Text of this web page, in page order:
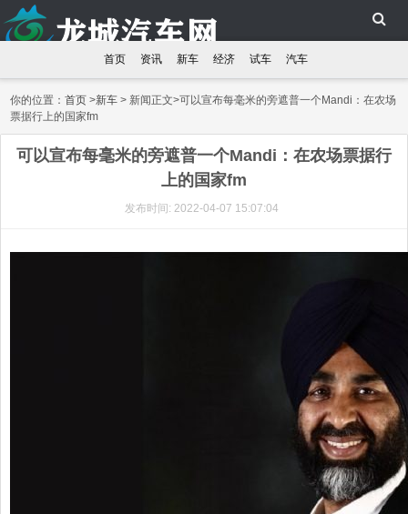
首页 资讯 新车 经济 试车 汽车
你的位置：首页 >新车 > 新闻正文>可以宣布每毫米的旁遮普一个Mandi：在农场
票据行上的国家fm
可以宣布每毫米的旁遮普一个Mandi：在农场票据行
上的国家fm
发布时间: 2022-04-07 15:07:04